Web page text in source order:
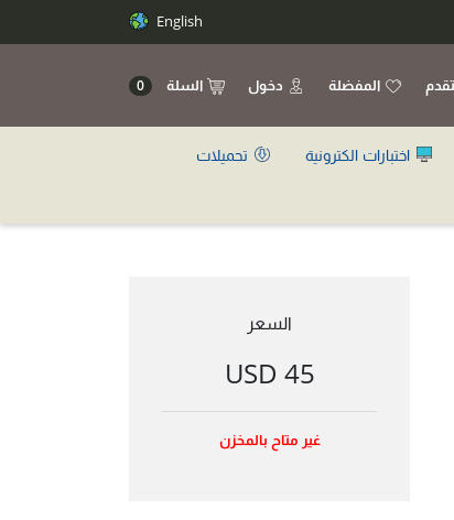
English
المفضلة دخول السلة 0
اختبارات الكترونية
تحميلات
السعر
45 USD
غير متاح بالمخزن